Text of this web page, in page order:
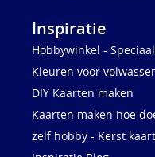
Inspiratie
Hobbywinkel -
Kleuren voor
DIY Kaarten maken
Kaarten maken hoe
zelf hobby - Kerst